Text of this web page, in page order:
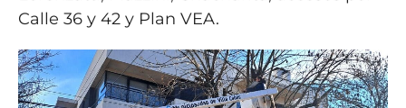
Calle 36 y 42 y Plan VEA.